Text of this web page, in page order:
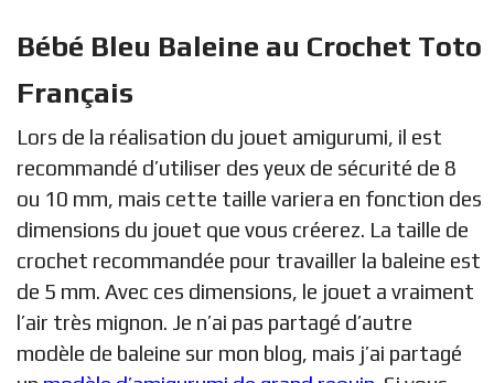
Bébé Bleu Baleine au Crochet Toto
Français
Lors de la réalisation du jouet amigurumi, il est
recommandé d’utiliser des yeux de sécurité de 8
ou 10 mm, mais cette taille variera en fonction des
dimensions du jouet que vous créerez. La taille de
crochet recommandée pour travailler la baleine est
de 5 mm. Avec ces dimensions, le jouet a vraiment
l’air très mignon. Je n’ai pas partagé d’autre
modèle de baleine sur mon blog, mais j’ai partagé